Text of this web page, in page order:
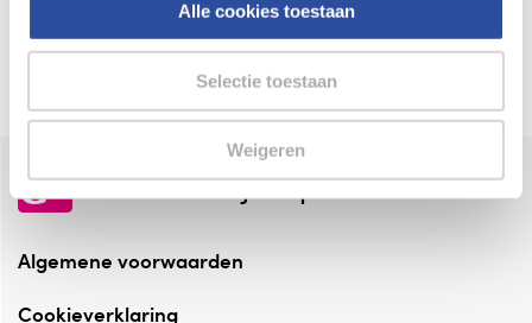
Alle cookies toestaan
Selectie toestaan
Weigeren
Altijd onze folder bij de hand
Check onze folders ⁠bij AlleFolders.
de vriendelijke specialist
Algemene voorwaarden
Cookieverklaring